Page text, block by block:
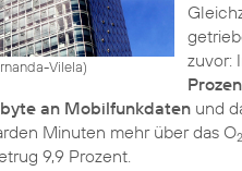
Vilela)
zuvor:
an Mobilfunkdaten und
Minuten mehr über das O2
9,9 Prozent.